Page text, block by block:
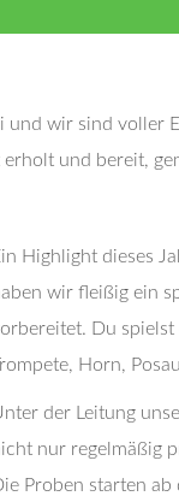
und wir sind voller
und bereit,
Highlight dieses
wir fleißig ein
Du spielst
Horn,
der Leitung
nur regelmäßig
Proben starten ab